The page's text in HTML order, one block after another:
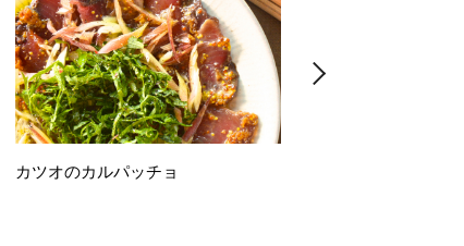
カツオのカルパッチョ